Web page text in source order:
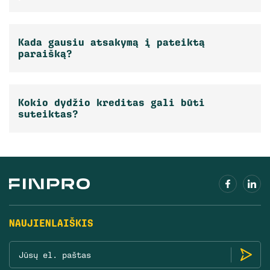
Kada gausiu atsakymą į pateiktą
paraišką?
Kokio dydžio kreditas gali būti
suteiktas?
NAUJIENLAIŠKIS